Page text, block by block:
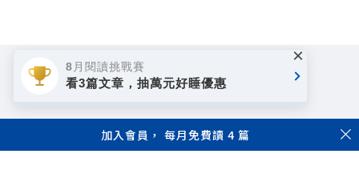
加入會員， 每月免費讀 4 篇
著作權聲明
隱私權政策
8月閱讀挑戰賽
看3篇文章，抽萬元好睡優惠
×